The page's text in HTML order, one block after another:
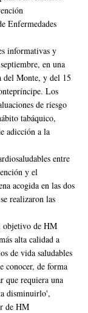
Enfermedades
informativas y
en una
del Monte, y del 15
Los
de riesgo
tabáquico,
adicción a la
entre
y el
acogida en las dos
realizaron las
objetivo de HM
alta calidad a
de vida saludables
conocer, de forma
que requiera una
disminuirlo',
de HM